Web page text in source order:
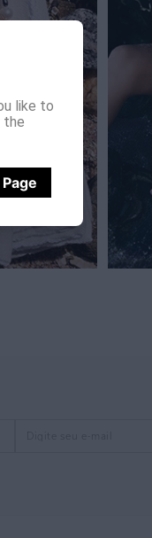
like to
the